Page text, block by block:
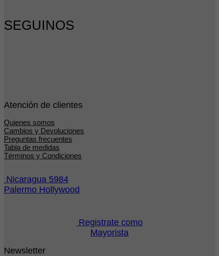
SEGUINOS
Atención de clientes
Quienes somos
Cambios y Devoluciones
Preguntas frecuentes
Tabla de medidas
Términos y Condiciones
Nicaragua 5984
Palermo Hollywood
Registrate como
Mayorista
Newsletter